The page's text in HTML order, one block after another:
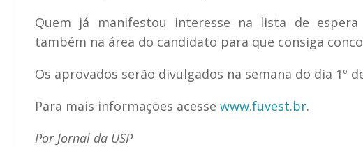
Quem já manifestou interesse na lista de
também na área do candidato para que consiga
Os aprovados serão divulgados na semana do dia 1º
Para mais informações acesse www.fuvest.br.
Por Jornal da USP